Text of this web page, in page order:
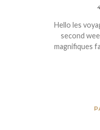
Hello les
second
magnifiques